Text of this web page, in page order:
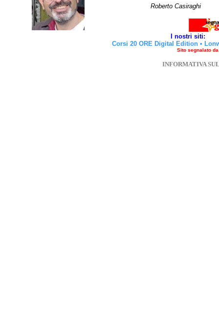
Roberto
I nostri siti:
Corsi 20 ORE Digital Edition •
Sito segnalato
INFORMATIVA